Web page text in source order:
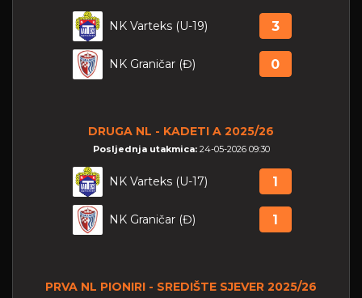
NK Varteks (U-19) 3
NK Graničar (Đ) 0
DRUGA NL - KADETI A 2025/26
Posljednja utakmica: 24-05-2026 09:30
NK Varteks (U-17) 1
NK Graničar (Đ) 1
PRVA NL PIONIRI - SREDIŠTE SJEVER 2025/26